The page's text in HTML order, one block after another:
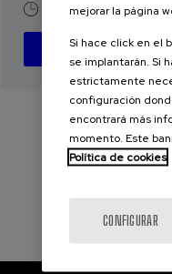
Español .
Últimas
plazas
Fecha
pasada
de
espera
de
mejorar la página
Si hace click en el
se implantarán. Si
estrictamente
configuración
encontrará más
momento. Este
Política de cookies
CONFIGURAR